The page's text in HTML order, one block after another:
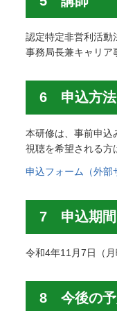
認定特定非営利活動
事務局長兼キャリ
6 申込方法
本研修は、事前申込
視聴を希望される方
申込フォーム（外部
7 申込期間
令和4年11月7日（
8 今後の予